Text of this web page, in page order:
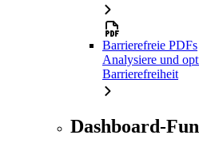
Barrierefreie PDFs
Analysiere und
Barrierefreiheit
Dashboard-